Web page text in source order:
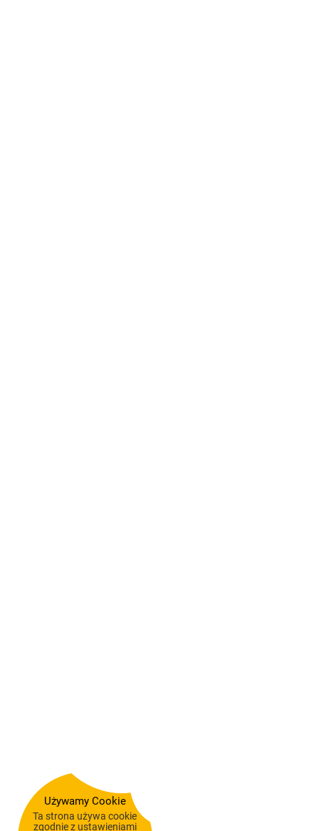
Używamy Cookie
Ta strona używa cookie
zgodnie z ustawieniami